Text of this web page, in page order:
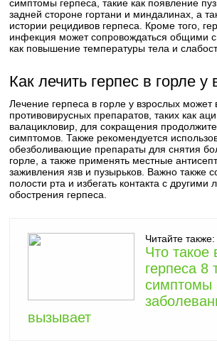
симптомы герпеса, такие как появление
задней стороне гортани и миндалинах, а
истории рецидивов герпеса. Кроме того,
инфекция может сопровождаться общими
как повышение температуры тела и
Как лечить герпес в горле у
Лечение герпеса в горле у взрослых может
противовирусных препаратов, таких как
валацикловир, для сокращения
симптомов. Также рекомендуется
обезболивающие препараты для снятия
горле, а также применять местные
заживления язв и пузырьков. Важно также
полости рта и избегать контакта с
обострения герпеса.
Читайте также:
Что такое
герпеса 8
симптомы
вызывает